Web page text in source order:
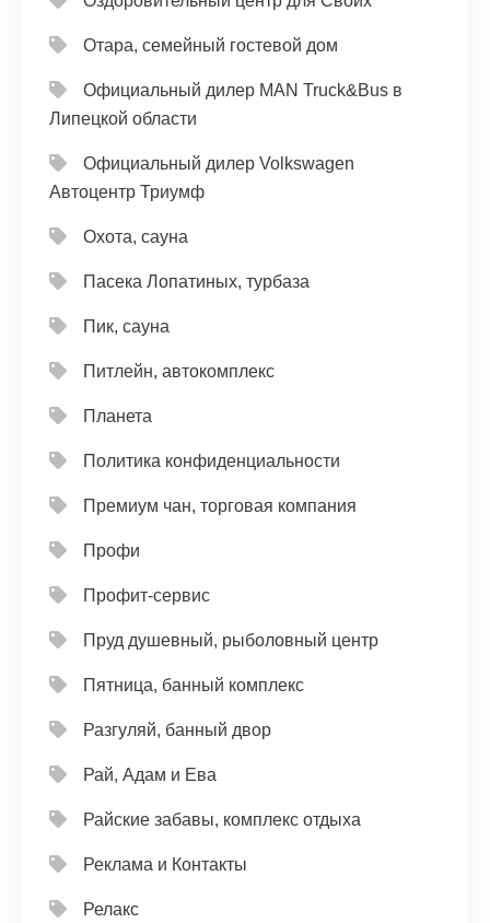
Отара, семейный гостевой дом
Официальный дилер MAN Truck&Bus в
Липецкой области
Официальный дилер Volkswagen
Автоцентр Триумф
Охота, сауна
Пасека Лопатиных, турбаза
Пик, сауна
Питлейн, автокомплекс
Планета
Политика конфиденциальности
Премиум чан, торговая компания
Профи
Профит-сервис
Пруд душевный, рыболовный центр
Пятница, банный комплекс
Разгуляй, банный двор
Рай, Адам и Ева
Райские забавы, комплекс отдыха
Реклама и Контакты
Релакс